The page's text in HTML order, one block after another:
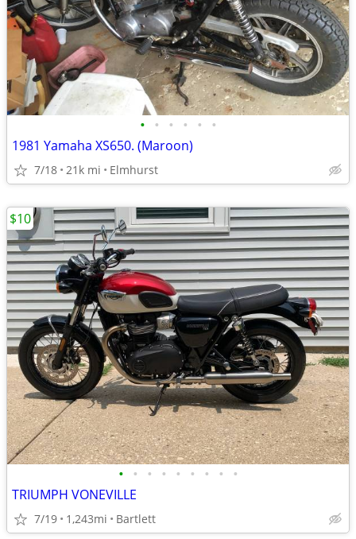
• • • • • •
1981 Yamaha XS650. (Maroon)
7/18 21k mi Elmhurst
• • • • • • • • •
TRIUMPH VONEVILLE
7/19 1,243mi Bartlett
$10